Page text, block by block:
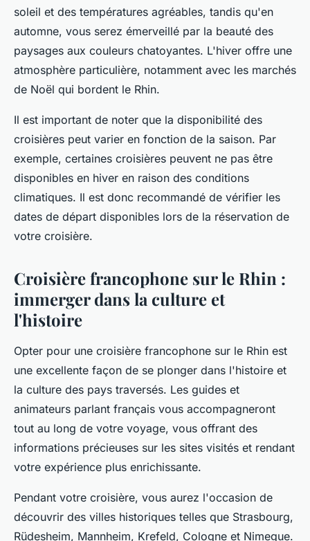
soleil et des températures agréables, tandis qu'en
automne, vous serez émerveillé par la beauté des
paysages aux couleurs chatoyantes. L'hiver offre une
atmosphère particulière, notamment avec les marchés
de Noël qui bordent le Rhin.
Il est important de noter que la disponibilité des
croisières peut varier en fonction de la saison. Par
exemple, certaines croisières peuvent ne pas être
disponibles en hiver en raison des conditions
climatiques. Il est donc recommandé de vérifier les
dates de départ disponibles lors de la réservation de
votre croisière.
Croisière francophone sur le Rhin :
immerger dans la culture et
l'histoire
Opter pour une croisière francophone sur le Rhin est
une excellente façon de se plonger dans l'histoire et
la culture des pays traversés. Les guides et
animateurs parlant français vous accompagneront
tout au long de votre voyage, vous offrant des
informations précieuses sur les sites visités et rendant
votre expérience plus enrichissante.
Pendant votre croisière, vous aurez l'occasion de
découvrir des villes historiques telles que Strasbourg,
Rüdesheim, Mannheim, Krefeld, Cologne et Nimegue.